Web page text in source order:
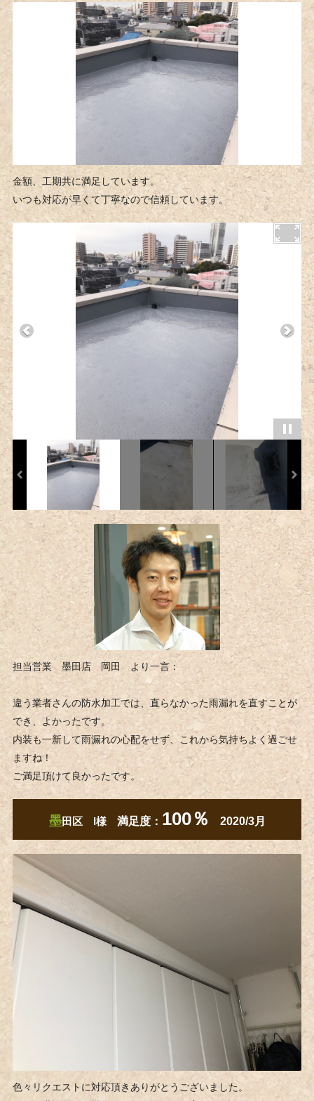
金額、工期共に満足しています。
いつも対応が早くて丁寧なので信頼しています。
担当営業 墨田店 岡田 より一言：
違う業者さんの防水加工では、直らなかった雨漏れを直すことが
でき、よかったです。
内装も一新して雨漏れの心配をせず、これから気持ちよく過ごせ
ますね！
ご満足頂けて良かったです。
墨田区 I様 満足度： 100％ 2020/3月
色々リクエストに対応頂きありがとうございました。